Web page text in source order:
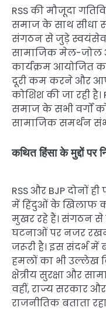
RSS की मौजूदा
समाज के साथ सीधा
संगठन से जुड़े
सामाजिक मेल-जोल
कार्यक्रम आयोजित
दूरी कम करने और
कोशिश की जा रही
समाज के सभी वर्गों
सामाजिक समर्थन
कथित हिंसा के मुद्दों पर
RSS और BJP दोनों
में हिंदुओं के खिलाफ
मुखर रहे हैं। संगठन
घटनाओं पर नजर
जरूरी है। इस संदर्भ में
हमलों का भी उल्लेख
क्षेत्रीय सुरक्षा और
वहीं, राज्य सरकार
राजनीतिक बताता